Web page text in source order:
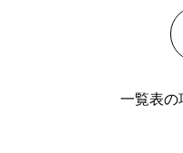
一覧表の